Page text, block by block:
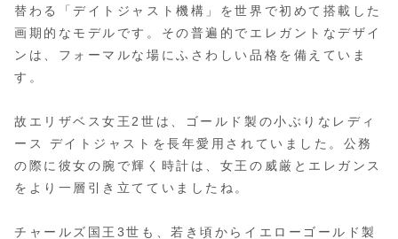
替わる「デイトジャスト機構」を世界で初めて搭載した
画期的なモデルです。その普遍的でエレガントなデザイ
ン は、フォーマルな場にふさわしい品格を備えていま
す。
故エリザベス女王2世は、ゴールド製の小ぶりなレディ
ース デイトジャストを長年愛用されていました。公務
の際に彼女の腕で輝く時計は、女王の威厳とエレガンス
をより一層引き立てていましたね。
チャールズ国王3世も、若き頃からイエローゴールド製